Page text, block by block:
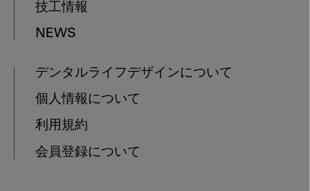
技工情報
NEWS
デンタルライフデザインについて
個人情報について
利用規約
会員登録について